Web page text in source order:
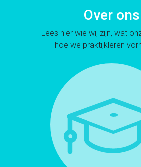
Over ons
Lees hier wie wij zijn, wat
hoe we praktijkleren